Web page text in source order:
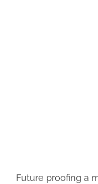
Future proofing a